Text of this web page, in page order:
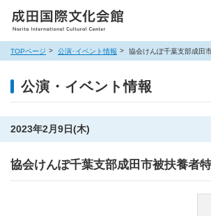
TOPページ 公演･イベント情報 協会けんぽ千葉支部成田
公演・イベント情報
2023年2月9日(木)
協会けんぽ千葉支部成田市被扶養者